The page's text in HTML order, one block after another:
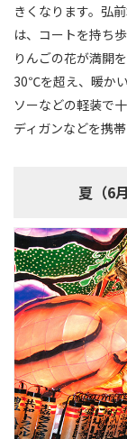
きくなります。弘
は、コートを持ち
りんごの花が満開
30℃を超え、暖か
ソーなどの軽装で
ディガンなどを携
夏（6